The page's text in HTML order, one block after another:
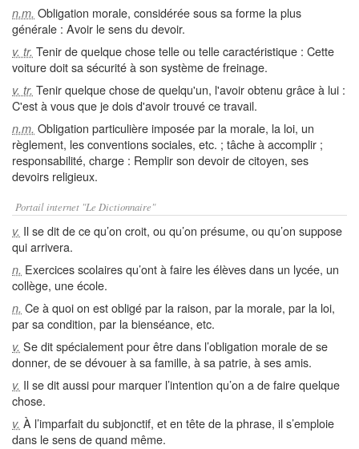
n.m. Obligation morale, considérée sous sa forme la plus
générale : Avoir le sens du devoir.
v. tr. Tenir de quelque chose telle ou telle caractéristique : Cette
voiture doit sa sécurité à son système de freinage.
v. tr. Tenir quelque chose de quelqu'un, l'avoir obtenu grâce à lui :
C'est à vous que je dois d'avoir trouvé ce travail.
n.m. Obligation particulière imposée par la morale, la loi, un
règlement, les conventions sociales, etc. ; tâche à accomplir ;
responsabilité, charge : Remplir son devoir de citoyen, ses
devoirs religieux.
Portail internet "Le Dictionnaire"
v. Il se dit de ce qu’on croit, ou qu’on présume, ou qu’on suppose
qui arrivera.
n. Exercices scolaires qu’ont à faire les élèves dans un lycée, un
collège, une école.
n. Ce à quoi on est obligé par la raison, par la morale, par la loi,
par sa condition, par la bienséance, etc.
v. Se dit spécialement pour être dans l’obligation morale de se
donner, de se dévouer à sa famille, à sa patrie, à ses amis.
v. Il se dit aussi pour marquer l’intention qu’on a de faire quelque
chose.
v. À l’imparfait du subjonctif, et en tête de la phrase, il s’emploie
dans le sens de quand même.